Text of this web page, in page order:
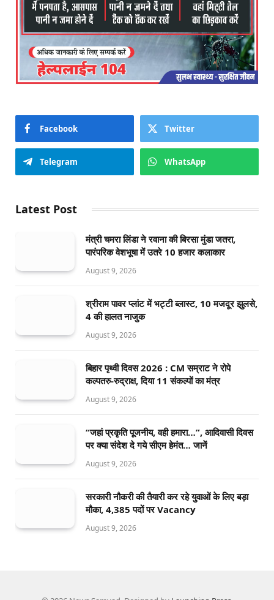
Facebook Twitter
Telegram WhatsApp
Latest Post
मंत्री चमरा लिंडा ने रवाना की बिरसा मुंडा जतरा,
पारंपरिक वेशभूषा में उतरे 10 हजार कलाकार
August 9, 2026
श्रीराम पावर प्लांट में भट्टी ब्लास्ट, 10 मजदूर झुलसे,
4 की हालत नाजुक
August 9, 2026
बिहार पृथ्वी दिवस 2026 : CM सम्राट ने रोपे
कल्पतरु-रुद्राक्ष, दिया 11 संकल्पों का मंत्र
August 9, 2026
“जहां प्रकृति पूजनीय, वही हमारा…”, आदिवासी दिवस
पर क्या संदेश दे गये सीएम हेमंत… जानें
August 9, 2026
सरकारी नौकरी की तैयारी कर रहे युवाओं के लिए बड़ा
मौका, 4,385 पदों पर Vacancy
August 9, 2026